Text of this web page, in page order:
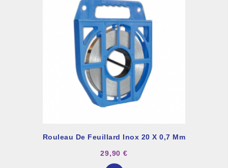
Rouleau De Feuillard Inox 20 X 0,7 Mm
29,90 €